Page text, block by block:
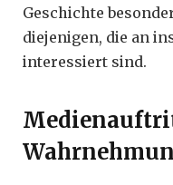
Geschichte
diejenigen, die an
interessiert sind.